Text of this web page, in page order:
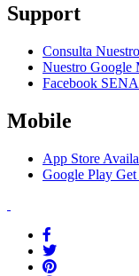
Support
Consulta
Nuestro Google
Facebook
Mobile
App Store
Google Play